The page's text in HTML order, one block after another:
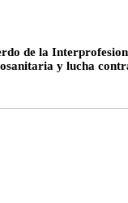
de la
y lucha